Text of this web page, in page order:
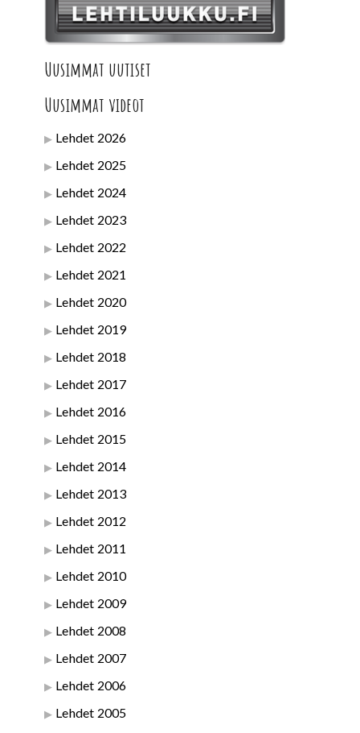
Uusimmat uutiset
Uusimmat videot
Lehdet 2026
Lehdet 2025
Lehdet 2024
Lehdet 2023
Lehdet 2022
Lehdet 2021
Lehdet 2020
Lehdet 2019
Lehdet 2018
Lehdet 2017
Lehdet 2016
Lehdet 2015
Lehdet 2014
Lehdet 2013
Lehdet 2012
Lehdet 2011
Lehdet 2010
Lehdet 2009
Lehdet 2008
Lehdet 2007
Lehdet 2006
Lehdet 2005